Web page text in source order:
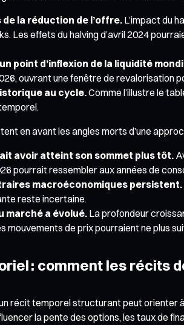
la réduction de l’offre. L’impact du
Les effets du halving d’avril 2024
point d’inflexion de la liquidité
ouvrant une fenêtre de revalorisation
au cycle.Comme l’illustre le
en avant les angles morts d’une
avoir atteint son sommet plus tôt.
pourrait ressembler aux années de
macroéconomiques persistent.
reste incertaine.
marché a évolué. La profondeur
mouvements de prix pourraient ne plus
: comment les récits
récit temporel structurant peut orienter
la pente des options, les taux de